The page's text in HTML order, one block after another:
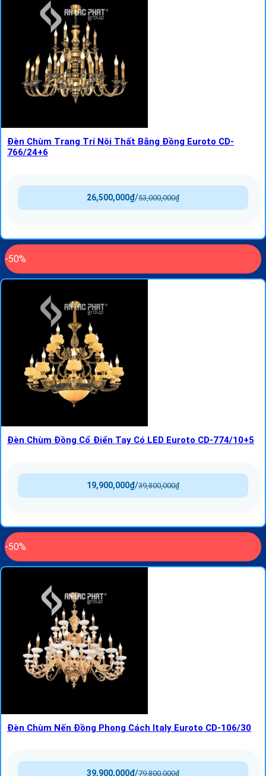
Đèn Chùm Trang Trí Nội Thất Bằng Đồng Euroto CD-
766/24+6
53,000,000₫
/
26,500,000₫
-50%
Đèn Chùm Đồng Cổ Điển Tay Có LED Euroto CD-774/10+5
39,800,000₫
/
19,900,000₫
-50%
Đèn Chùm Nến Đồng Phong Cách Italy Euroto CD-106/30
79,800,000₫
/
39,900,000₫